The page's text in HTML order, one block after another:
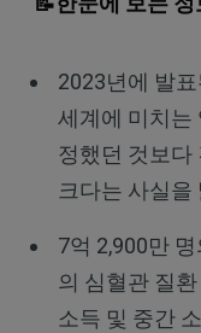
2023년에 발
세계에 미치는
정했던 것보다
크다는 사실을
7억 2,900만
의 심혈관 질
소득 및 중간